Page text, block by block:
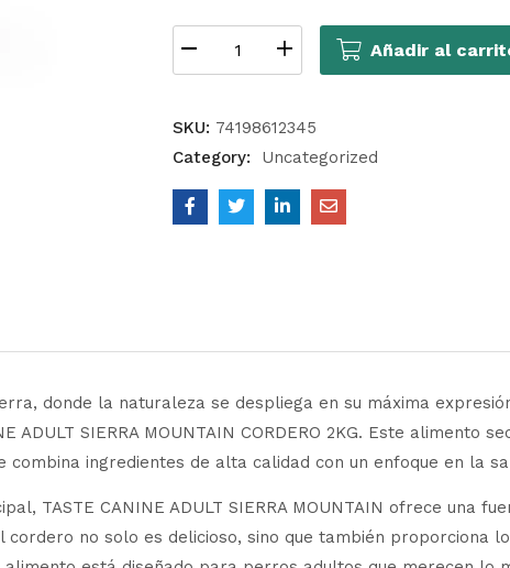
Añadir al
SKU: 74198612345
Category:
Uncategorized
donde la naturaleza se despliega en su máxima
ADULT SIERRA MOUNTAIN CORDERO 2KG. Este alimento
combina ingredientes de alta calidad con un enfoque en la
TASTE CANINE ADULT SIERRA MOUNTAIN ofrece una
no solo es delicioso, sino que también proporciona